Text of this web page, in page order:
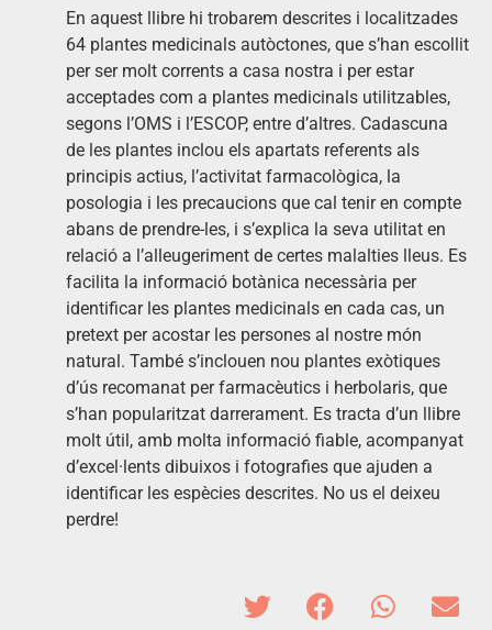
En aquest llibre hi trobarem descrites i localitzades
64 plantes medicinals autòctones, que s’han escollit
per ser molt corrents a casa nostra i per estar
acceptades com a plantes medicinals utilitzables,
segons l’OMS i l’ESCOP, entre d’altres. Cadascuna
de les plantes inclou els apartats referents als
principis actius, l’activitat farmacològica, la
posologia i les precaucions que cal tenir en compte
abans de prendre-les, i s’explica la seva utilitat en
relació a l’alleugeriment de certes malalties lleus. Es
facilita la informació botànica necessària per
identificar les plantes medicinals en cada cas, un
pretext per acostar les persones al nostre món
natural. També s’inclouen nou plantes exòtiques
d’ús recomanat per farmacèutics i herbolaris, que
s’han popularitzat darrerament. Es tracta d’un llibre
molt útil, amb molta informació fiable, acompanyat
d’excel·lents dibuixos i fotografies que ajuden a
identificar les espècies descrites. No us el deixeu
perdre!